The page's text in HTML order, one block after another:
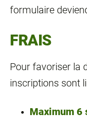
formulaire
FRAIS
Pour favoriser la
inscriptions sont
Maximum 6